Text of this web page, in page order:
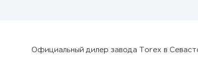
Официальный дилер завода Torex в